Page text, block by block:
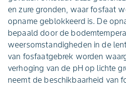
en zure gronden, waar fosfaat
opname geblokkeerd is. De
bepaald door de
weersomstandigheden in de
van fosfaatgebrek worden
verhoging van de pH op lichte
neemt de beschikbaarheid van